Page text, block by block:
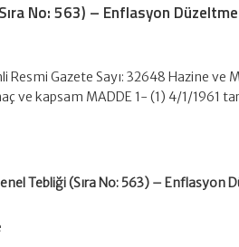
No: 563) – Enflasyon
Resmi Gazete Sayı: 32648 Hazine ve
ve kapsam MADDE 1- (1) 4/1/1961
Tebliği (Sıra No: 563) – Enflasyon